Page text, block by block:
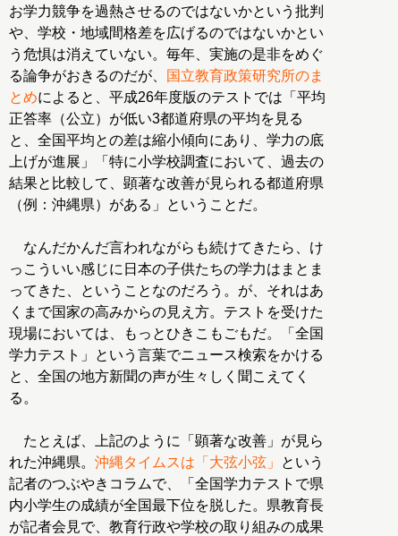
お学力競争を過熱させるのではないかという批判
や、学校・地域間格差を広げるのではないかとい
う危惧は消えていない。毎年、実施の是非をめぐ
る論争がおきるのだが、
国立教育政策研究所のま
とめによると、平成26年度版のテストでは「平均
正答率（公立）が低い3都道府県の平均を見る
と、全国平均との差は縮小傾向にあり、学力の底
上げが進展」「特に小学校調査において、過去の
結果と比較して、顕著な改善が見られる都道府県
（例：沖縄県）がある」ということだ。
なんだかんだ言われながらも続けてきたら、け
っこういい感じに日本の子供たちの学力はまとま
ってきた、ということなのだろう。が、それはあ
くまで国家の高みからの見え方。テストを受けた
現場においては、もっとひきこもごもだ。「全国
学力テスト」という言葉でニュース検索をかける
と、全国の地方新聞の声が生々しく聞こえてく
る。
たとえば、上記のように「顕著な改善」が見ら
れた沖縄県。 沖縄タイムスは「大弦小弦」
という
記者のつぶやきコラムで、「全国学力テストで県
内小学生の成績が全国最下位を脱した。県教育長
が記者会見で、教育行政や学校の取り組みの成果